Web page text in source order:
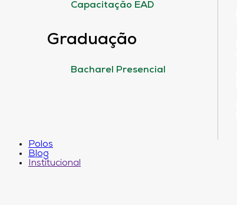
Capacitação EAD
Graduação
Bacharel Presencial
Polos
Blog
Institucional